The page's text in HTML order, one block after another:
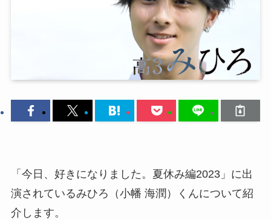
「今日、好きになりました。夏休み編2023」に出
演されているみひろ（小幡 海潤）くんについて紹
介します。